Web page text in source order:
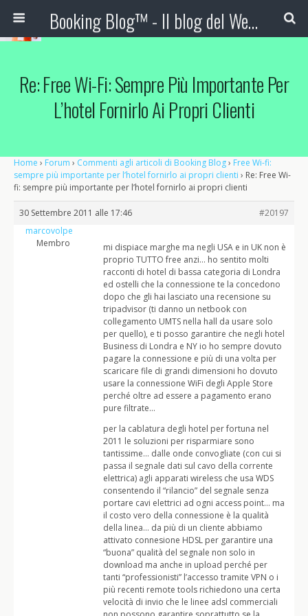
Booking Blog™ - Il blog del Web Marketing Turistico
Re: Free Wi-Fi: Sempre Più Importante Per
L’hotel Fornirlo Ai Propri Clienti
Home › Forum › Commenti agli articoli di Booking Blog› Free Wi-fi:
sempre più importante per l’hotel fornirlo ai propri clienti › Re: Free Wi-
fi: sempre più importante per l’hotel fornirlo ai propri clienti
30 Settembre 2011 alle 17:46
#20197
marcovolpe
Membro
mi dispiace marghe ma negli USA e in UK non è
proprio TUTTO free anzi… ho sentito molti
racconti di hotel di bassa categoria di Londra
ed ostelli che la connessione te la concedono
dopo che gli hai lasciato una recensione su
tripadvisor (ti danno un netbook con
collegamento UMTS nella hall da usare solo
per quello), e ti posso garantire che negli hotel
Business di Londra e NY io ho sempre dovuto
pagare la connessione e più di una volta per
scaricare file di grandi dimensioni ho dovuto
usare la connessione WiFi degli Apple Store
perché oltre ad essere a pagamento erano
pure filtrate…
per la cablatura degli hotel per fortuna nel
2011 le soluzioni per risparmiare sono
tantissime… dalle onde convogliate (con cui si
passa il segnale dati sul cavo della corrente
elettrica) agli apparati wireless che usa WDS
consentendo il “rilancio” del segnale senza
portare cavi elettrici ad ogni access point… ma
il costo vero della connessione è la qualità
della linea… da più di un cliente abbiamo
attivato connesione HDSL per garantire una
“buona” qualità del segnale non solo in
download ma anche in upload perché per
tanti “professionisti” l’accesso tramite VPN o i
più recenti remote tools richiedono una certa
velocità di invio che le linee adsl commerciali